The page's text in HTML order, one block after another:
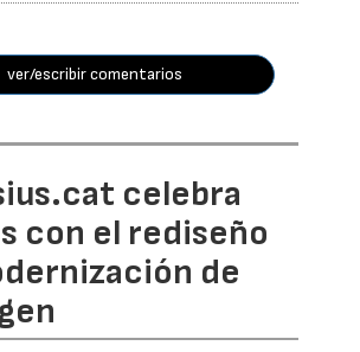
ver/escribir comentarios
celebra
con el rediseño
de